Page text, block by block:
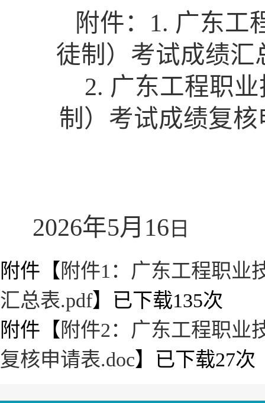
附件：1. 广东工
徒制）考试成绩汇
2. 广东工程职
制）考试成绩复核
2026年5月 16 日
附件【 附件1：广东工程职业
汇总表.pdf】已下载135次
附件【 附件2：广东工程职业
复核申请表.doc】已下载27次